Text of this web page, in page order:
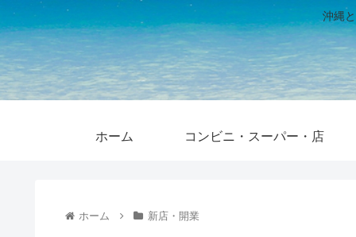
沖縄
ホーム コンビニ・スーパー・店
ホーム 新店・開業